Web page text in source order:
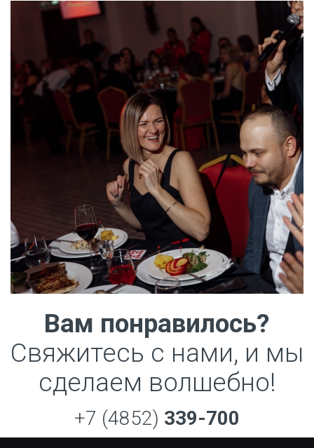
Вам понравилось?
Свяжитесь с нами, и мы
сделаем волшебно!
+7 (4852) 339-700